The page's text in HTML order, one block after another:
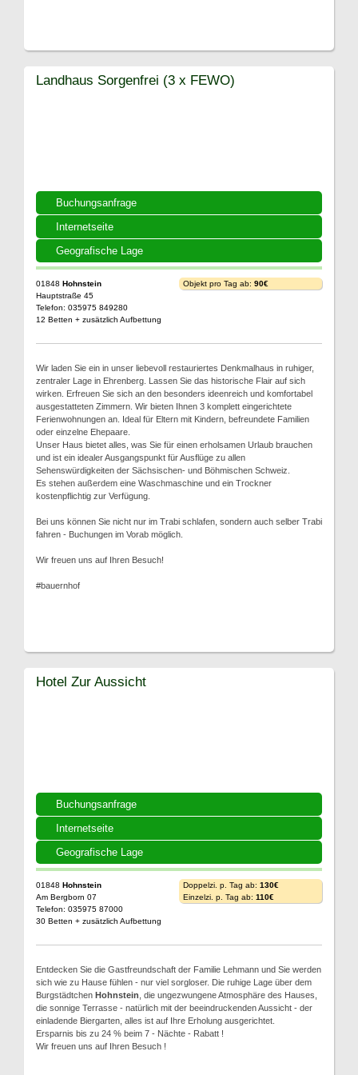
Buchungsanfrage
Internetseite
Geografische Lage
Landhaus Sorgenfrei (3 x FEWO)
01848 Hohnstein
Hauptstraße 45
Telefon: 035975 849280
12 Betten + zusätzlich Aufbettung
Objekt pro Tag ab: 90€
Wir laden Sie ein in unser liebevoll restauriertes Denkmalhaus in ruhiger,
zentraler Lage in Ehrenberg. Lassen Sie das historische Flair auf sich
wirken. Erfreuen Sie sich an den besonders ideenreich und komfortabel
ausgestatteten Zimmern. Wir bieten Ihnen 3 komplett eingerichtete
Ferienwohnungen an. Ideal für Eltern mit Kindern, befreundete Familien
oder einzelne Ehepaare.
Unser Haus bietet alles, was Sie für einen erholsamen Urlaub brauchen
und ist ein idealer Ausgangspunkt für Ausflüge zu allen
Sehenswürdigkeiten der Sächsischen- und Böhmischen Schweiz.
Es stehen außerdem eine Waschmaschine und ein Trockner
kostenpflichtig zur Verfügung.
Bei uns können Sie nicht nur im Trabi schlafen, sondern auch selber Trabi
fahren - Buchungen im Vorab möglich.
Wir freuen uns auf Ihren Besuch!
#bauernhof
Buchungsanfrage
Internetseite
Geografische Lage
Hotel Zur Aussicht
01848 Hohnstein
Am Bergborn 07
Telefon: 035975 87000
30 Betten + zusätzlich Aufbettung
Doppelzi. p. Tag ab: 130€
Einzelzi. p. Tag ab: 110€
Entdecken Sie die Gastfreundschaft der Familie Lehmann und Sie werden
sich wie zu Hause fühlen - nur viel sorgloser. Die ruhige Lage über dem
Burgstädtchen Hohnstein , die ungezwungene Atmosphäre des Hauses,
die sonnige Terrasse - natürlich mit der beeindruckenden Aussicht - der
einladende Biergarten, alles ist auf Ihre Erholung ausgerichtet.
Ersparnis bis zu 24 % beim 7 - Nächte - Rabatt !
Wir freuen uns auf Ihren Besuch !